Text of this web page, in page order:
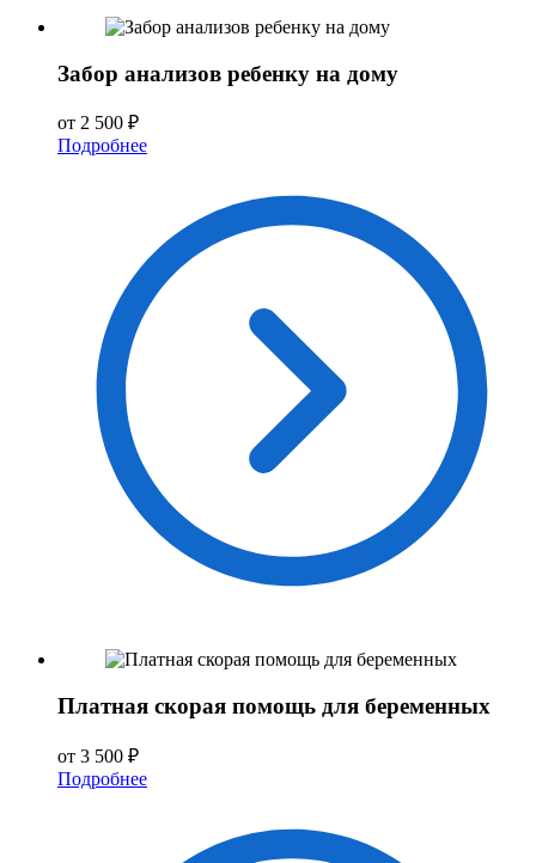
Забор анализов ребенку на дому
от 2 500 ₽
Подробнее
Платная скорая помощь для беременных
от 3 500 ₽
Подробнее